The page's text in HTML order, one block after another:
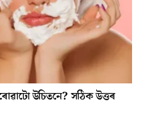
উচিতনে? সঠিক উত্তৰ